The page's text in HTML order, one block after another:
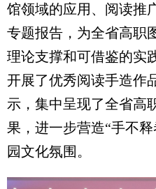
馆领域的应用、阅读推
专题报告，为全省高职
理论支撑和可借鉴的实
开展了优秀阅读手造作
示，集中呈现了全省高
果，进一步营造“手不
园文化氛围。